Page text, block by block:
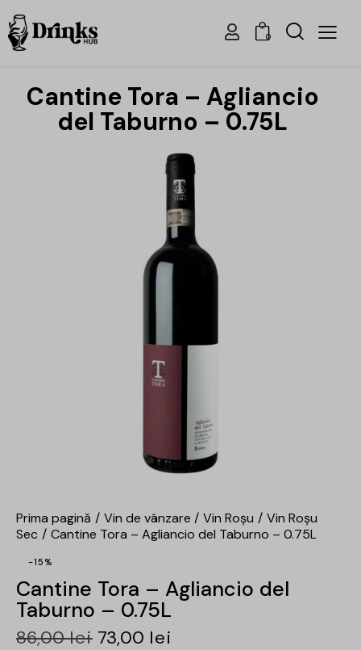
0
Cantine Tora – Agliancio
del Taburno – 0.75L
Prima pagină Vin de vânzare Vin Roșu
Vin Roșu
Sec
Cantine Tora – Agliancio del Taburno – 0.75L
-15%
Cantine Tora – Agliancio del
Taburno – 0.75L
86,00lei 73,00 lei